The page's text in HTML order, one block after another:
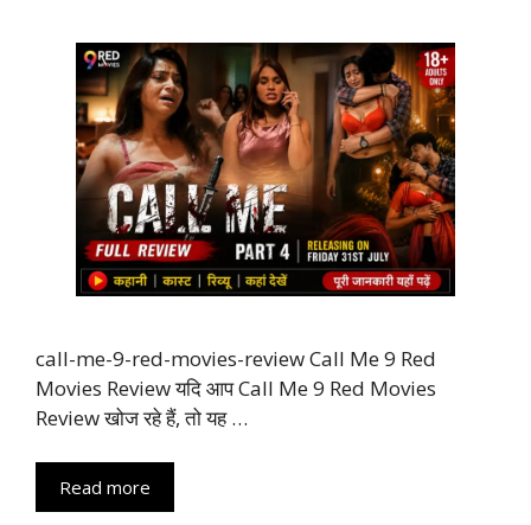
call-me-9-red-movies-review Call Me 9 Red
Movies Review यदि आप Call Me 9 Red Movies
Review खोज रहे हैं, तो यह …
Read more